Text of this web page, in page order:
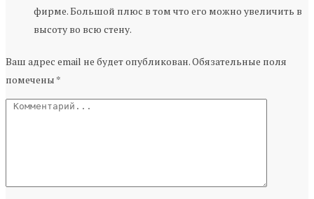
фирме. Большой плюс в том что его можно увеличить в
высоту во всю стену.
Ваш адрес email не будет опубликован.Обязательные поля
помечены *